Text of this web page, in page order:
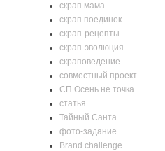
скрап мама
скрап поединок
скрап-рецепты
скрап-эволюция
скраповедение
совместный проект
СП Осень не точка
статья
Тайный Санта
фото-задание
Brand challenge